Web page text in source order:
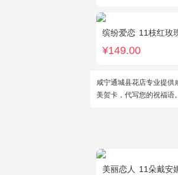
缤纷爱恋 11枝红玫
¥149.00
咸宁通城县花店专业提供
美贺卡，代写您的祝福语
美丽恋人 11朵戴安娜